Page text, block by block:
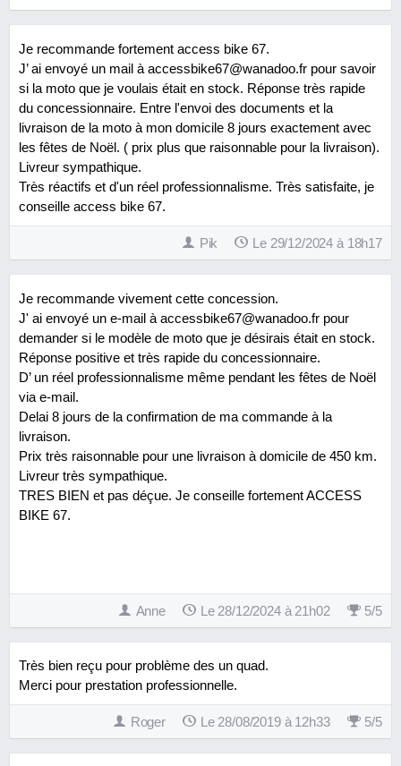
Je recommande fortement access bike 67.
J’ ai envoyé un mail à accessbike67@wanadoo.fr pour savoir
si la moto que je voulais était en stock. Réponse très rapide
du concessionnaire. Entre l'envoi des documents et la
livraison de la moto à mon domicile 8 jours exactement avec
les fêtes de Noël. ( prix plus que raisonnable pour la livraison).
Livreur sympathique.
Très réactifs et d'un réel professionnalisme. Très satisfaite, je
conseille access bike 67.
Pik Le 29/12/2024 à 18h17
Je recommande vivement cette concession.
J' ai envoyé un e-mail à accessbike67@wanadoo.fr pour
demander si le modèle de moto que je désirais était en stock.
Réponse positive et très rapide du concessionnaire.
D’ un réel professionnalisme même pendant les fêtes de Noël
via e-mail.
Delai 8 jours de la confirmation de ma commande à la
livraison.
Prix très raisonnable pour une livraison à domicile de 450 km.
Livreur très sympathique.
TRES BIEN et pas déçue. Je conseille fortement ACCESS
BIKE 67.
Anne Le 28/12/2024 à 21h02 5/5
Très bien reçu pour problème des un quad.
Merci pour prestation professionnelle.
Roger Le 28/08/2019 à 12h33 5/5